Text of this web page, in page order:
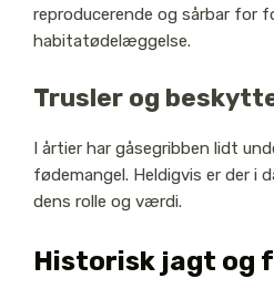
reproducerende og sårbar for
habitatødelæggelse.
Trusler og
I årtier har gåsegribben lidt
fødemangel. Heldigvis er der i
dens rolle og værdi.
Historisk jagt og